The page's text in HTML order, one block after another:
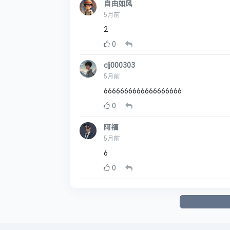
自由如风
5月前
2
0
clj000303
5月前
6666666666666666666
0
阿福
5月前
6
0